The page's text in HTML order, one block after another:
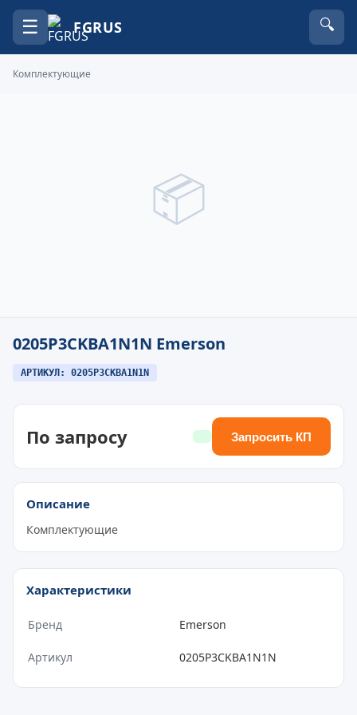
☰ FGRUS 🔍
Комплектующие
📦
0205P3CKBA1N1N Emerson
АРТИКУЛ: 0205P3CKBA1N1N
По запросу Запросить КП
Описание
Комплектующие
Характеристики
Бренд Emerson
Артикул 0205P3CKBA1N1N